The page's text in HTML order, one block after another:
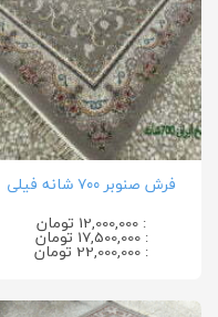
فرش صنوبر ۷۰۰ شانه فیلی
: 12,000,000 تومان
: 17,500,000 تومان
: 22,000,000 تومان